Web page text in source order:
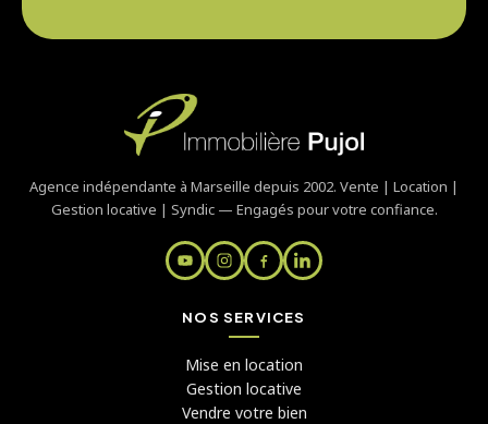
Agence indépendante à Marseille depuis 2002. Vente | Location |
Gestion locative | Syndic — Engagés pour votre confiance.
NOS SERVICES
Mise en location
Gestion locative
Vendre votre bien